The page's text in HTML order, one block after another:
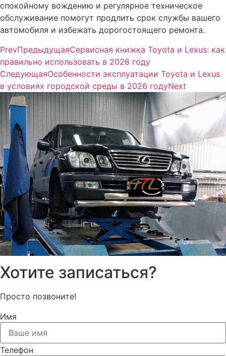
спокойному вождению и регулярное техническое
обслуживание помогут продлить срок службы вашего
автомобиля и избежать дорогостоящего ремонта.
PrevПредыдущаяСервисная книжка Toyota и Lexus: как
правильно использовать в 2026 году
СледующаяОсобенности эксплуатации Toyota и Lexus
в условиях городской среды в 2026 годуNext
Хотите записаться?
Просто позвоните!
Имя
Телефон